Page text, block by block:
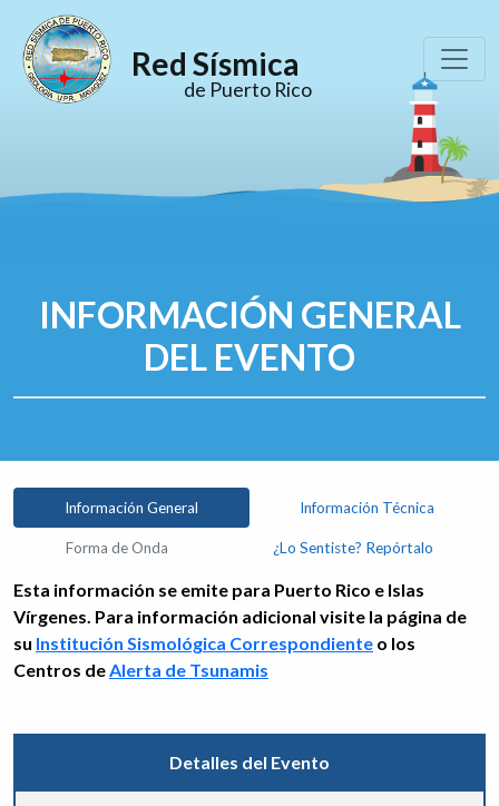
Red Sísmica
de Puerto Rico
INFORMACIÓN GENERAL
DEL EVENTO
Información General Información Técnica
Forma de Onda ¿Lo Sentiste? Repórtalo
Esta información se emite para Puerto Rico e Islas
Vírgenes. Para información adicional visite la página de
su Institución Sismológica Correspondiente o los
Centros deAlerta de Tsunamis
Detalles del Evento